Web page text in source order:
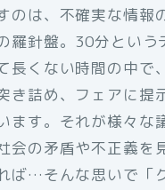
のは、不確実な情報
羅針盤。30分という
長くない時間の中で
き詰め、フェアに提
ます。それが様々な
会の矛盾や不正義を
ば…そんな思いで「